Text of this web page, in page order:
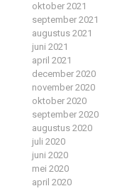
oktober 2021
september 2021
augustus 2021
juni 2021
april 2021
december 2020
november 2020
oktober 2020
september 2020
augustus 2020
juli 2020
juni 2020
mei 2020
april 2020